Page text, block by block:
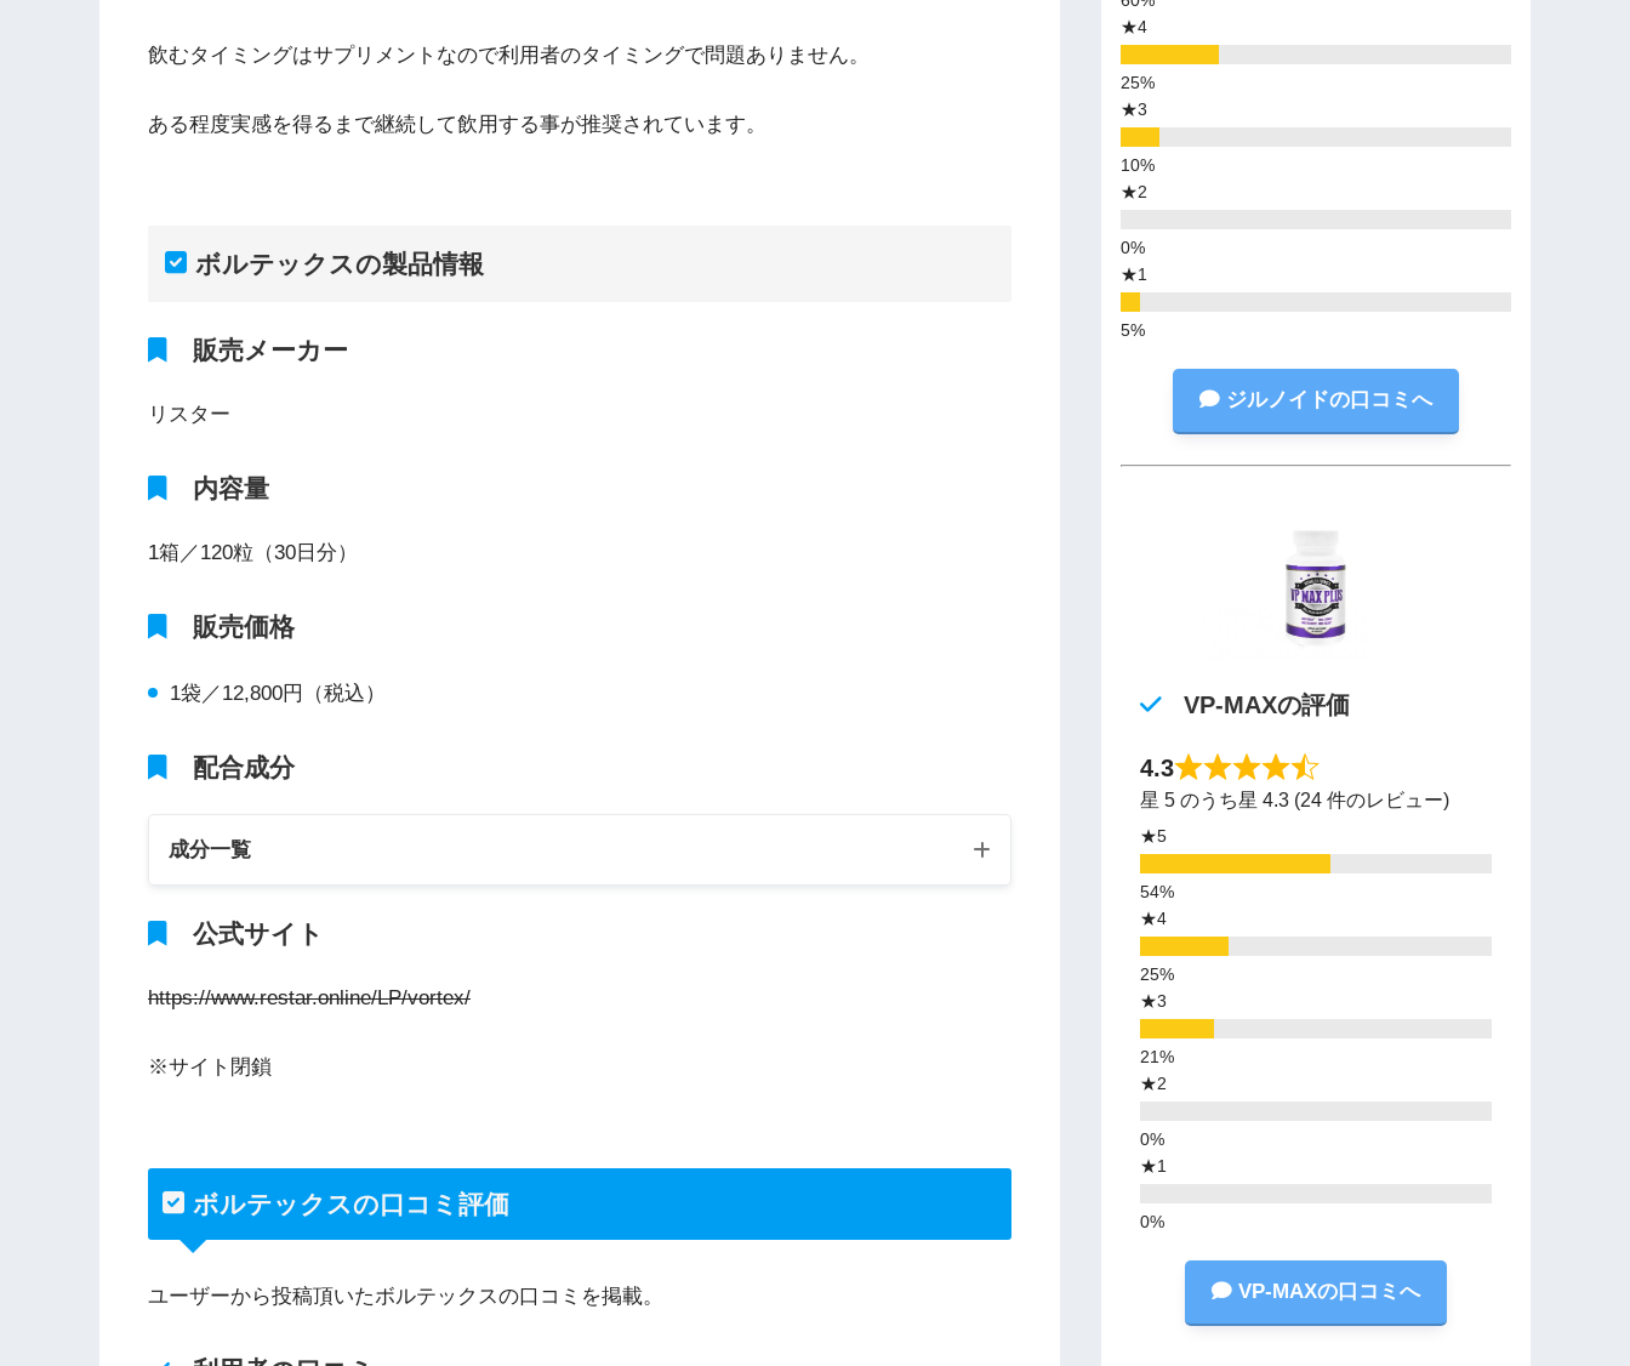
飲むタイミングはサプリメントなので利用者のタイミングで問題ありません。
ある程度実感を得るまで継続して飲用する事が推奨されています。
ボルテックスの製品情報
販売メーカー
リスター
内容量
1箱／120粒（30日分）
販売価格
1袋／12,800円（税込）
配合成分
成分一覧
公式サイト
https://www.restar.online/LP/vortex/
※サイト閉鎖
ボルテックスの口コミ評価
ユーザーから投稿頂いたボルテックスの口コミを掲載。
★4
★3
★2
★1
ジルノイドの口コミへ
VP-MAXの評価
4.3
星 5 のうち星 4.3 (24 件のレビュー)
★5
★4
★3
★2
★1
VP-MAXの口コミへ